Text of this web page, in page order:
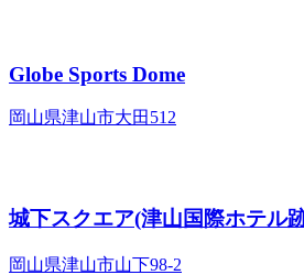
Globe Sports Dome
岡山県津山市大田512
城下スクエア(津山国際ホテル
岡山県津山市山下98-2